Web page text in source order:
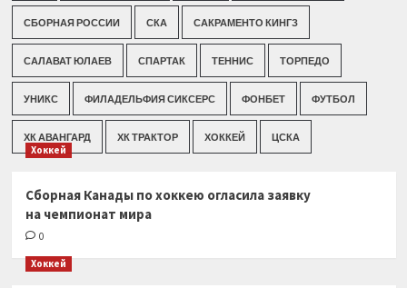
СБОРНАЯ РОССИИ СКА САКРАМЕНТО КИНГЗ
САЛАВАТ ЮЛАЕВ СПАРТАК ТЕННИС ТОРПЕДО
УНИКС ФИЛАДЕЛЬФИЯ СИКСЕРС ФОНБЕТ ФУТБОЛ
ХК АВАНГАРД ХК ТРАКТОР ХОККЕЙ ЦСКА
Хоккей
Сборная Канады по хоккею огласила заявку
на чемпионат мира
0
Хоккей